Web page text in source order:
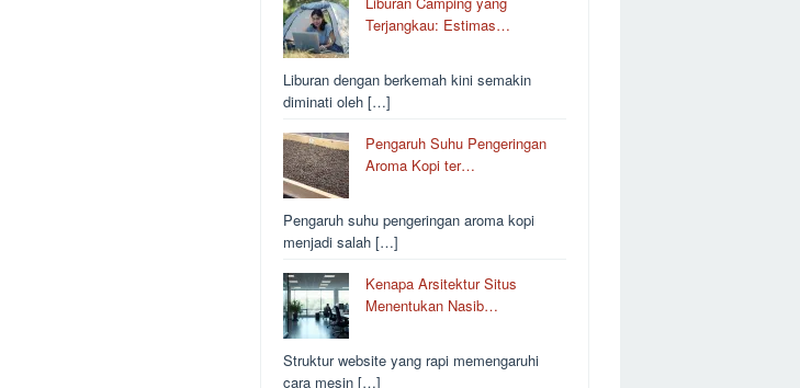
Terjangkau: Estimas…
Liburan dengan berkemah kini semakin
diminati oleh […]
Pengaruh Suhu Pengeringan
Aroma Kopi ter…
Pengaruh suhu pengeringan aroma kopi
menjadi salah […]
Kenapa Arsitektur Situs
Menentukan Nasib…
Struktur website yang rapi memengaruhi
cara mesin […]